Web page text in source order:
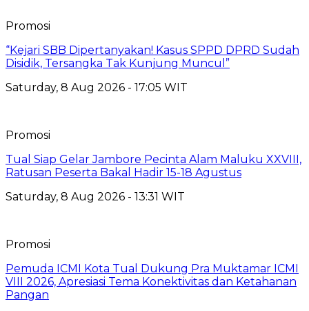
Promosi
“Kejari SBB Dipertanyakan! Kasus SPPD DPRD Sudah
Disidik, Tersangka Tak Kunjung Muncul”
Saturday, 8 Aug 2026 - 17:05 WIT
Promosi
Tual Siap Gelar Jambore Pecinta Alam Maluku XXVIII,
Ratusan Peserta Bakal Hadir 15-18 Agustus
Saturday, 8 Aug 2026 - 13:31 WIT
Promosi
Pemuda ICMI Kota Tual Dukung Pra Muktamar ICMI
VIII 2026, Apresiasi Tema Konektivitas dan Ketahanan
Pangan